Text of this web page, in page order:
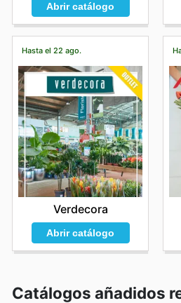
Abrir catálogo
Hasta el 22 ago.
Verdecora
Abrir catálogo
Catálogos añadidos